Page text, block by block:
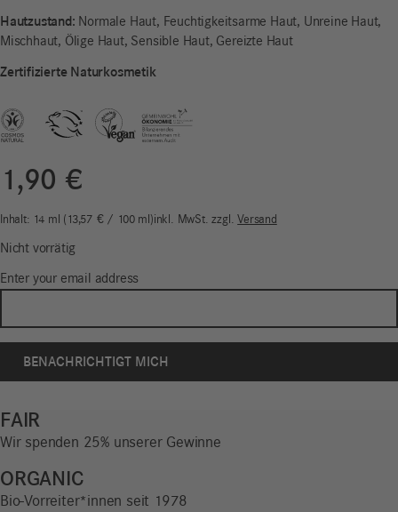
Hautzustand: Normale Haut, Feuchtigkeitsarme Haut, Unreine Haut,
Mischhaut, Ölige Haut, Sensible Haut, Gereizte Haut
Zertifizierte Naturkosmetik
1,90 €
Inhalt: 14 ml 13,57 €/ 100 ml inkl. MwSt. zzgl.Versand
Nicht vorrätig
Enter your email address
FAIR
Wir spenden 25% unserer Gewinne
ORGANIC
Bio-Vorreiter*innen seit 1978